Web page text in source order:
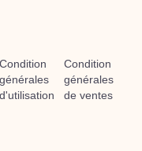
Condition
générales
d'utilisation
Condition
générales
de ventes